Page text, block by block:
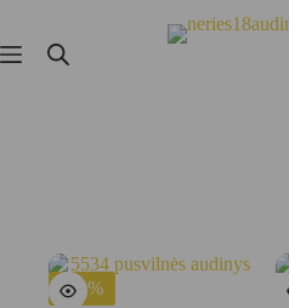
content
-50%